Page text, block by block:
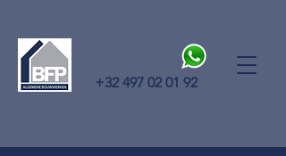
+32 497 02 01 92